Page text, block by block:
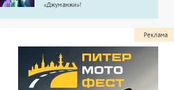
«Джуманжи»!
Реклама